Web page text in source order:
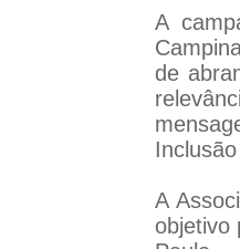
A
de
A
objetivo